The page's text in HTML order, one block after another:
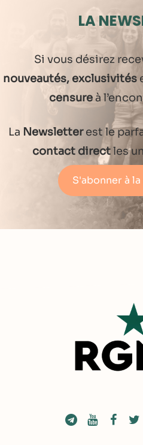
LA
Si vous désirez
nouveautés, exclusivités
censureà
La Newsletterest le
contact directles
S'abonner à